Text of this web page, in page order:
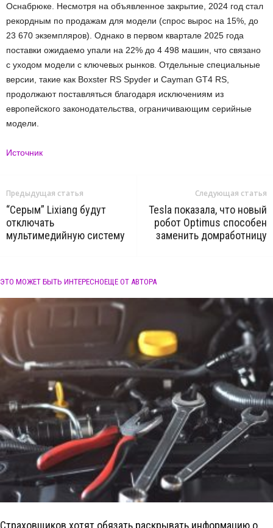
Оснабрюке. Несмотря на объявленное закрытие, 2024 год стал
рекордным по продажам для модели (спрос вырос на 15%, до
23 670 экземпляров). Однако в первом квартале 2025 года
поставки ожидаемо упали на 22% до 4 498 машин, что связано
с уходом модели с ключевых рынков. Отдельные специальные
версии, такие как Boxster RS Spyder и Cayman GT4 RS,
продолжают поставляться благодаря исключениям из
европейского законодательства, ограничивающим серийные
модели.
Источник
Предыдущая статья
“Серым” Lixiang будут
отключать
мультимедийную систему
Следующая статья
Tesla показала, что новый
робот Optimus способен
заменить домработницу
ЭТО МОЖЕТ БЫТЬ ИНТЕРЕСНОЕЩЕ ОТ АВТОРА
Страховщиков хотят обязать раскрывать информацию о